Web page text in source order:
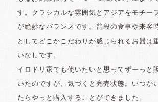
す。クラシカルな雰囲気とアジアをモチー
が絶妙なバランスです。普段の食事や来客
としてどこかこだわりが感じられるお器は
いなしです。
イロドリ家でも使いたいと思ってずーっと
いたのですが、気づくと完売状態。いつか
たらやっと購入することができました。